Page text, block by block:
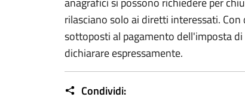
rilasciano solo ai diretti interessati.
sottoposti al pagamento dell'imposta
dichiarare espressamente.
Condividi: